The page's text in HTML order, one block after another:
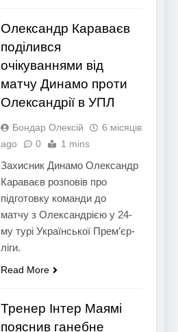
Олександр Караваєв
поділився
очікуваннями від
матчу Динамо проти
Олександрії в УПЛ
Бондар Олексій
6 місяців
ago
0 1 mins
Захисник Динамо Олександр
Караваєв розповів про
підготовку команди до
матчу з Олександрією у 24-
му турі Української Прем’єр-
ліги.
Read More
Тренер Інтер Маямі
пояснив ганебне